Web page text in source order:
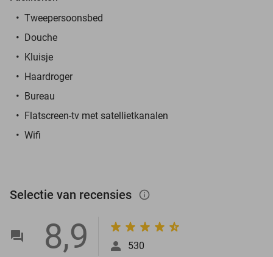
Tweepersoonsbed
Douche
Kluisje
Haardroger
Bureau
Flatscreen-tv met satellietkanalen
Wifi
Selectie van recensies info_outlined
8,9 530